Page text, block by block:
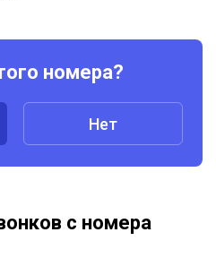
номера?
Нет
с номера